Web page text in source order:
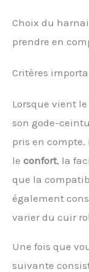
Choix du
prendre en
Critères
Lorsque vient
son gode-
pris en compte.
le confort, la
que la
également
varier du cuir
Une fois que
suivante